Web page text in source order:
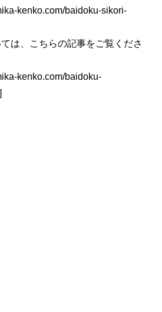
kenko.com/baidoku-sikori-
は、こちらの記事をご覧くださ
kenko.com/baidoku-